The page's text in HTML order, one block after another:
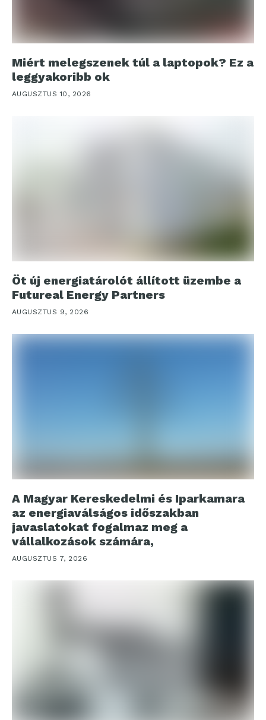
Miért melegszenek túl a laptopok? Ez a
leggyakoribb ok
AUGUSZTUS 10, 2026
Öt új energiatárolót állított üzembe a
Futureal Energy Partners
AUGUSZTUS 9, 2026
A Magyar Kereskedelmi és Iparkamara
az energiaválságos időszakban
javaslatokat fogalmaz meg a
vállalkozások számára,
AUGUSZTUS 7, 2026